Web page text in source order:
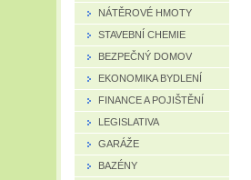
NÁTĚROVÉ HMOTY
STAVEBNÍ CHEMIE
BEZPEČNÝ DOMOV
EKONOMIKA BYDLENÍ
FINANCE A POJIŠTĚNÍ
LEGISLATIVA
GARÁŽE
BAZÉNY